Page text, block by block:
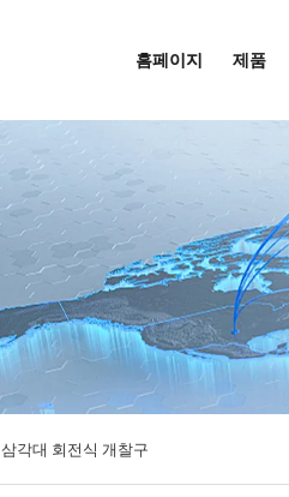
홈페이지 제품
삼각대 회전식 개찰구